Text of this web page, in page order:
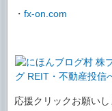
・ fx-on.com
応援クリックお願い